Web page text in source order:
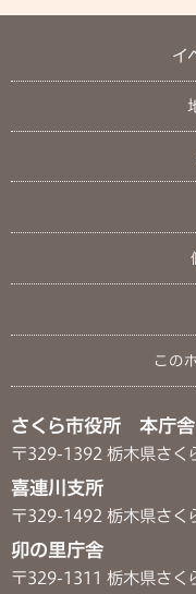
イ
この
さくら市役所 本庁舎
〒329-1392 栃木県さく
喜連川支所
〒329-1492 栃木県さく
卯の里庁舎
〒329-1311 栃木県さく